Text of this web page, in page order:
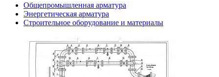
Общепромышленная арматура
Энергетическая арматура
Строительное оборудование и материалы